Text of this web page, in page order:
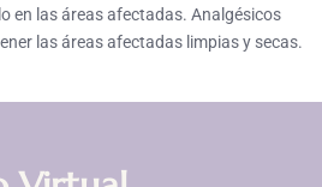
en las áreas afectadas. Analgésicos
las áreas afectadas limpias y secas.